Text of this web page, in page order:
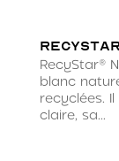
RecyStar®
blanc
recyclées.
claire, sa...